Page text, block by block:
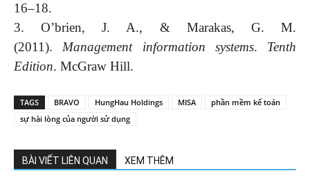
16–18.
3. O’brien, J. A., & Marakas, G. M.
(2011). Management information systems. Tenth
Edition. McGraw Hill.
TAGS BRAVO HungHau Holdings MISA
phần mềm kế toán
sự hài lòng của người sử dụng
BÀI VIẾT LIÊN QUAN XEM THÊM